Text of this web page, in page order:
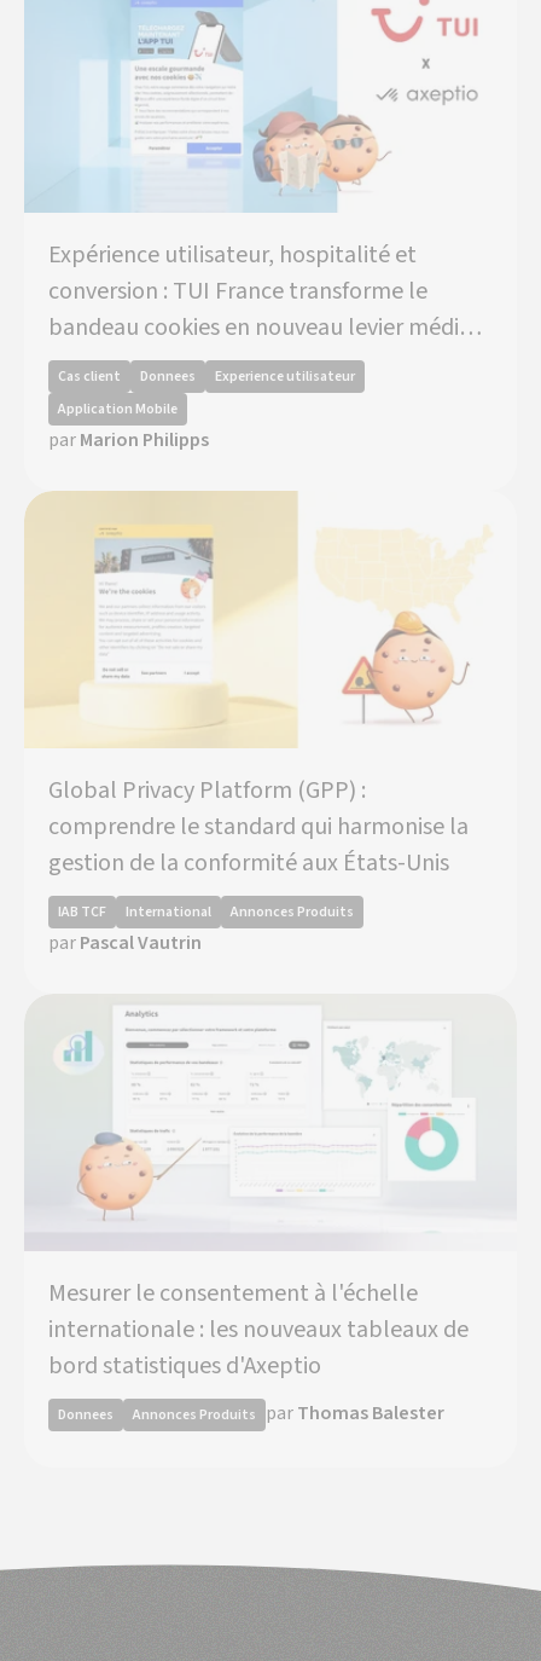
Expérience utilisateur, hospitalité et
conversion : TUI France transforme le
bandeau cookies en nouveau levier média
avec Axeptio
Cas client Donnees
Experience utilisateur
Application Mobile
parMarion Philipps
Global Privacy Platform (GPP) :
comprendre le standard qui harmonise la
gestion de la conformité aux États-Unis
IAB TCF International Annonces Produits
parPascal Vautrin
Mesurer le consentement à l'échelle
internationale : les nouveaux tableaux de
bord statistiques d'Axeptio
Donnees Annonces Produits parThomas Balester